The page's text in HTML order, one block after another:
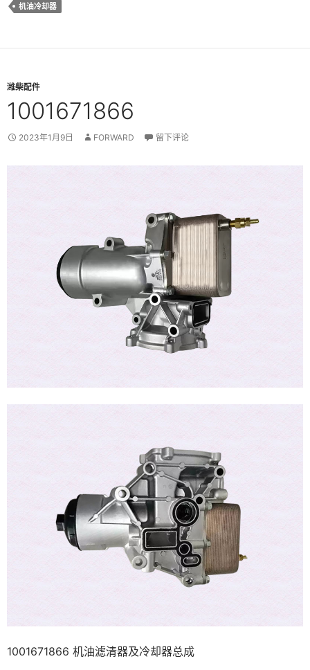
机油冷却器
潍柴配件
1001671866
2023年1月9日 FORWARD 留下评论
1001671866 机油滤清器及冷却器总成